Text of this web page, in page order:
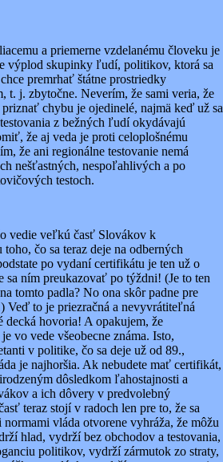
a priemerne vzdelanému človeku je
výplod skupinky ľudí, politikov, ktorá sa
premrhať štátne prostriedky
t. j. zbytočne. Neverím, že sami veria, že
chybu je ojedinelé, najmä keď už sa
z bežných ľudí okydávajú
že aj veda je proti celoplošnému
že ani regionálne testovanie nemá
nešťastných, nespoľahlivých a po
testoch.
vedie veľkú časť Slovákov k
čo sa teraz deje na odberných
po vydaní certifikátu je ten už o
sa ním preukazovať po týždni! (Je to ten
tomto padla? No ona skôr padne pre
Veď to je priezračná a nevyvrátiteľná
hovoria! A opakujem, že
vo vede všeobecne známa. Isto,
v politike, čo sa deje už od 89.,
je najhoršia. Ak nebudete mať certifikát,
dôsledkom ľahostajnosti a
a ich dôvery v predvolebný
teraz stojí v radoch len pre to, že sa
vláda otvorene vyhráža, že môžu
hlad, vydrží bez obchodov a testovania,
politikov, vydrží zármutok zo straty,